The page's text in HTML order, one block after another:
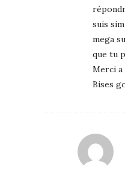
suis
mega
que tu
Merci
Bises